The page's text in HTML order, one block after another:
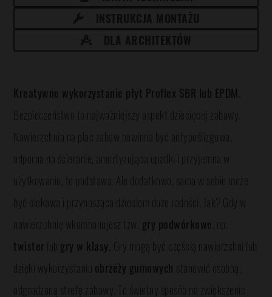
Kreatywne wykorzystanie płyt Proflex SBR lub EPDM.
Bezpieczeństwo to najważniejszy aspekt dziecięcej zabawy.
Nawierzchnia na plac zabaw powinna być antypoślizgowa,
odporna na ścieranie, amortyzująca upadki i przyjemna w
użytkowaniu, to podstawa. Ale dodatkowo, sama w sobie może
być ciekawa i przynosząca dzieciom dużo radości. Jak? Gdy w
nawierzchnię wkomponujesz tzw.
gry podwórkowe , np.
twister
lub gry w klasy. Gry mogą być częścią nawierzchni lub
dzięki wykorzystaniu obrzeży gumowych
stanowić osobną,
odgrodzoną strefę zabawy. To świetny sposób na zwiększenie